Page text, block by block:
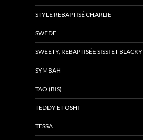
STYLE REBAPTISÉ CHARLIE
SWEDE
SWEETY, REBAPTISÉE SISSI ET BLACKY
SYMBAH
TAO (BIS)
TEDDY ET OSHI
TESSA